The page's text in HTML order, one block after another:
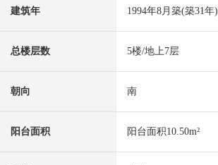
建筑年 1994年8月築(築31年)
总楼层数 5楼/地上7层
朝向 南
阳台面积 阳台面积10.50m²